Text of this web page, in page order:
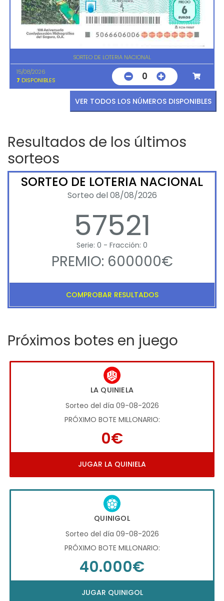
SORTEO DE LOTERIA NACIONAL
15/08/2026
7 DISPONIBLES 0
VER TODOS LOS NÚMEROS DISPONIBLES
Resultados de los últimos
sorteos
SORTEO DE LOTERIA NACIONAL
Sorteo del 08/08/2026
57521
Serie: 0 - Fracción: 0
PREMIO: 600000€
COMPROBAR RESULTADOS
Próximos botes en juego
LA QUINIELA
Sorteo del día 09-08-2026
PRÓXIMO BOTE MILLONARIO:
0€
JUGAR LA QUINIELA
QUINIGOL
Sorteo del día 09-08-2026
PRÓXIMO BOTE MILLONARIO:
40.000€
JUGAR QUINIGOL